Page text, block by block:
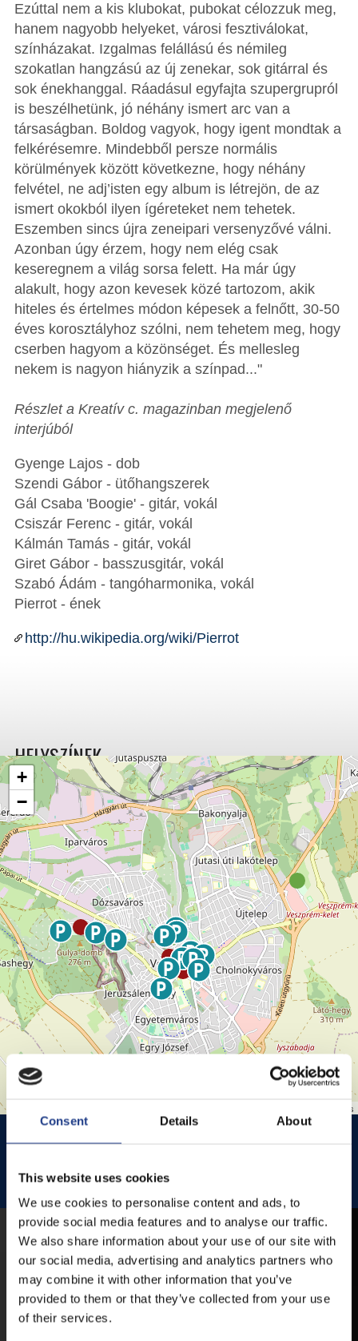
Consent Details About
This website uses cookies
We use cookies to personalise content and ads, to
provide social media features and to analyse our traffic.
We also share information about your use of our site with
our social media, advertising and analytics partners who
may combine it with other information that you’ve
provided to them or that they’ve collected from your use
of their services.
Ezúttal nem a kis klubokat, pubokat célozzuk meg,
hanem nagyobb helyeket, városi fesztiválokat,
színházakat. Izgalmas felállású és némileg
szokatlan hangzású az új zenekar, sok gitárral és
sok énekhanggal. Ráadásul egyfajta szupergrupról
is beszélhetünk, jó néhány ismert arc van a
társaságban. Boldog vagyok, hogy igent mondtak a
felkérésemre. Mindebből persze normális
körülmények között következne, hogy néhány
felvétel, ne adj’isten egy album is létrejön, de az
ismert okokból ilyen ígéreteket nem tehetek.
Eszemben sincs újra zeneipari versenyzővé válni.
Azonban úgy érzem, hogy nem elég csak
keseregnem a világ sorsa felett. Ha már úgy
alakult, hogy azon kevesek közé tartozom, akik
hiteles és értelmes módon képesek a felnőtt, 30-50
éves korosztályhoz szólni, nem tehetem meg, hogy
cserben hagyom a közönséget. És mellesleg
nekem is nagyon hiányzik a színpad..."
Részlet a Kreatív c. magazinban megjelenő
interjúból
Gyenge Lajos - dob
Szendi Gábor - ütőhangszerek
Gál Csaba 'Boogie' - gitár, vokál
Csiszár Ferenc - gitár, vokál
Kálmán Tamás - gitár, vokál
Giret Gábor - basszusgitár, vokál
Szabó Ádám - tangóharmonika, vokál
Pierrot - ének
http://hu.wikipedia.org/wiki/Pierrot
+
−
contributors
HELYSZÍNEK
ROZÉ, RIZLING, JAZZ FESZTIVÁL
MOBIL APP
VESZPRÉMFEST